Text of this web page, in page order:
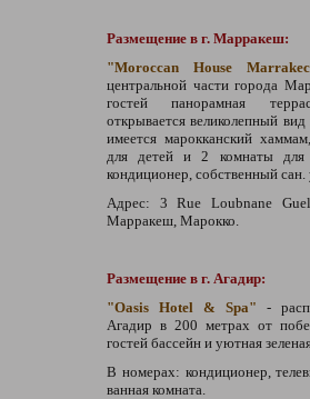
Размещение в г. Марракеш:
"Moroccan House
центральной части города
гостей панорамная
открывается великолепный
имеется марокканский
для детей и 2 комнаты
кондиционер, собственный сан.
Адрес: 3 Rue Loubnane
Марракеш, Марокко.
Размещение в г. Агадир:
"Oasis Hotel & Spa" -
Агадир в 200 метрах от
гостей бассейн и уютная
В номерах: кондиционер,
ванная комната.